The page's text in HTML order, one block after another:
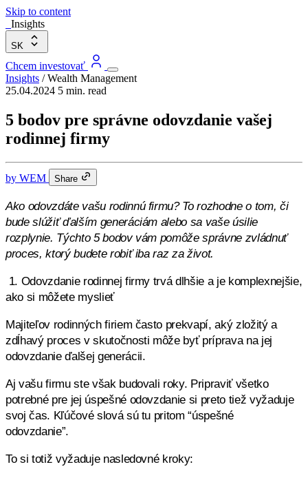
Skip to content
Insights
SK
Chcem investovať
Insights / Wealth Management
25.04.2024 5 min. read
5 bodov pre správne odovzdanie vašej
rodinnej firmy
by WEM Share
Ako odovzdáte vašu rodinnú firmu? To rozhodne o tom, či
bude slúžiť ďalším generáciám alebo sa vaše úsilie
rozplynie. Týchto 5 bodov vám pomôže správne zvládnuť
proces, ktorý budete robiť iba raz za život.
1. Odovzdanie rodinnej firmy trvá dlhšie a je komplexnejšie,
ako si môžete myslieť
Majiteľov rodinných firiem často prekvapí, aký zložitý a
zdĺhavý proces v skutočnosti môže byť príprava na jej
odovzdanie ďalšej generácii.
Aj vašu firmu ste však budovali roky. Pripraviť všetko
potrebné pre jej úspešné odovzdanie si preto tiež vyžaduje
svoj čas. Kľúčové slová sú tu pritom “úspešné
odovzdanie”.
To si totiž vyžaduje nasledovné kroky: